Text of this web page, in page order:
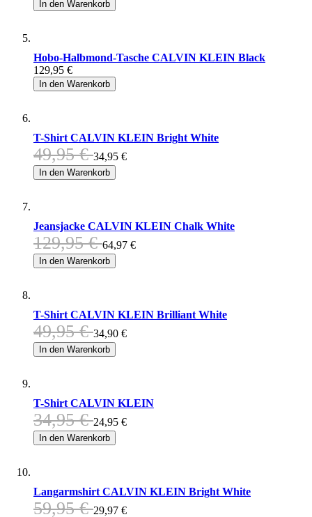
In den Warenkorb
Hobo-Halbmond-Tasche CALVIN KLEIN Black
129,95 €
In den Warenkorb
T-Shirt CALVIN KLEIN Bright White
49,95 € 34,95 €
In den Warenkorb
Jeansjacke CALVIN KLEIN Chalk White
129,95 € 64,97 €
In den Warenkorb
T-Shirt CALVIN KLEIN Brilliant White
49,95 € 34,90 €
In den Warenkorb
T-Shirt CALVIN KLEIN
34,95 € 24,95 €
In den Warenkorb
Langarmshirt CALVIN KLEIN Bright White
59,95 € 29,97 €